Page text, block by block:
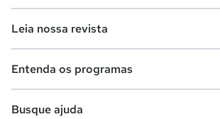
Cursos técnicos
Escolas
Comunidade Quero
Leia nossa revista
Entenda os programas
Busque ajuda